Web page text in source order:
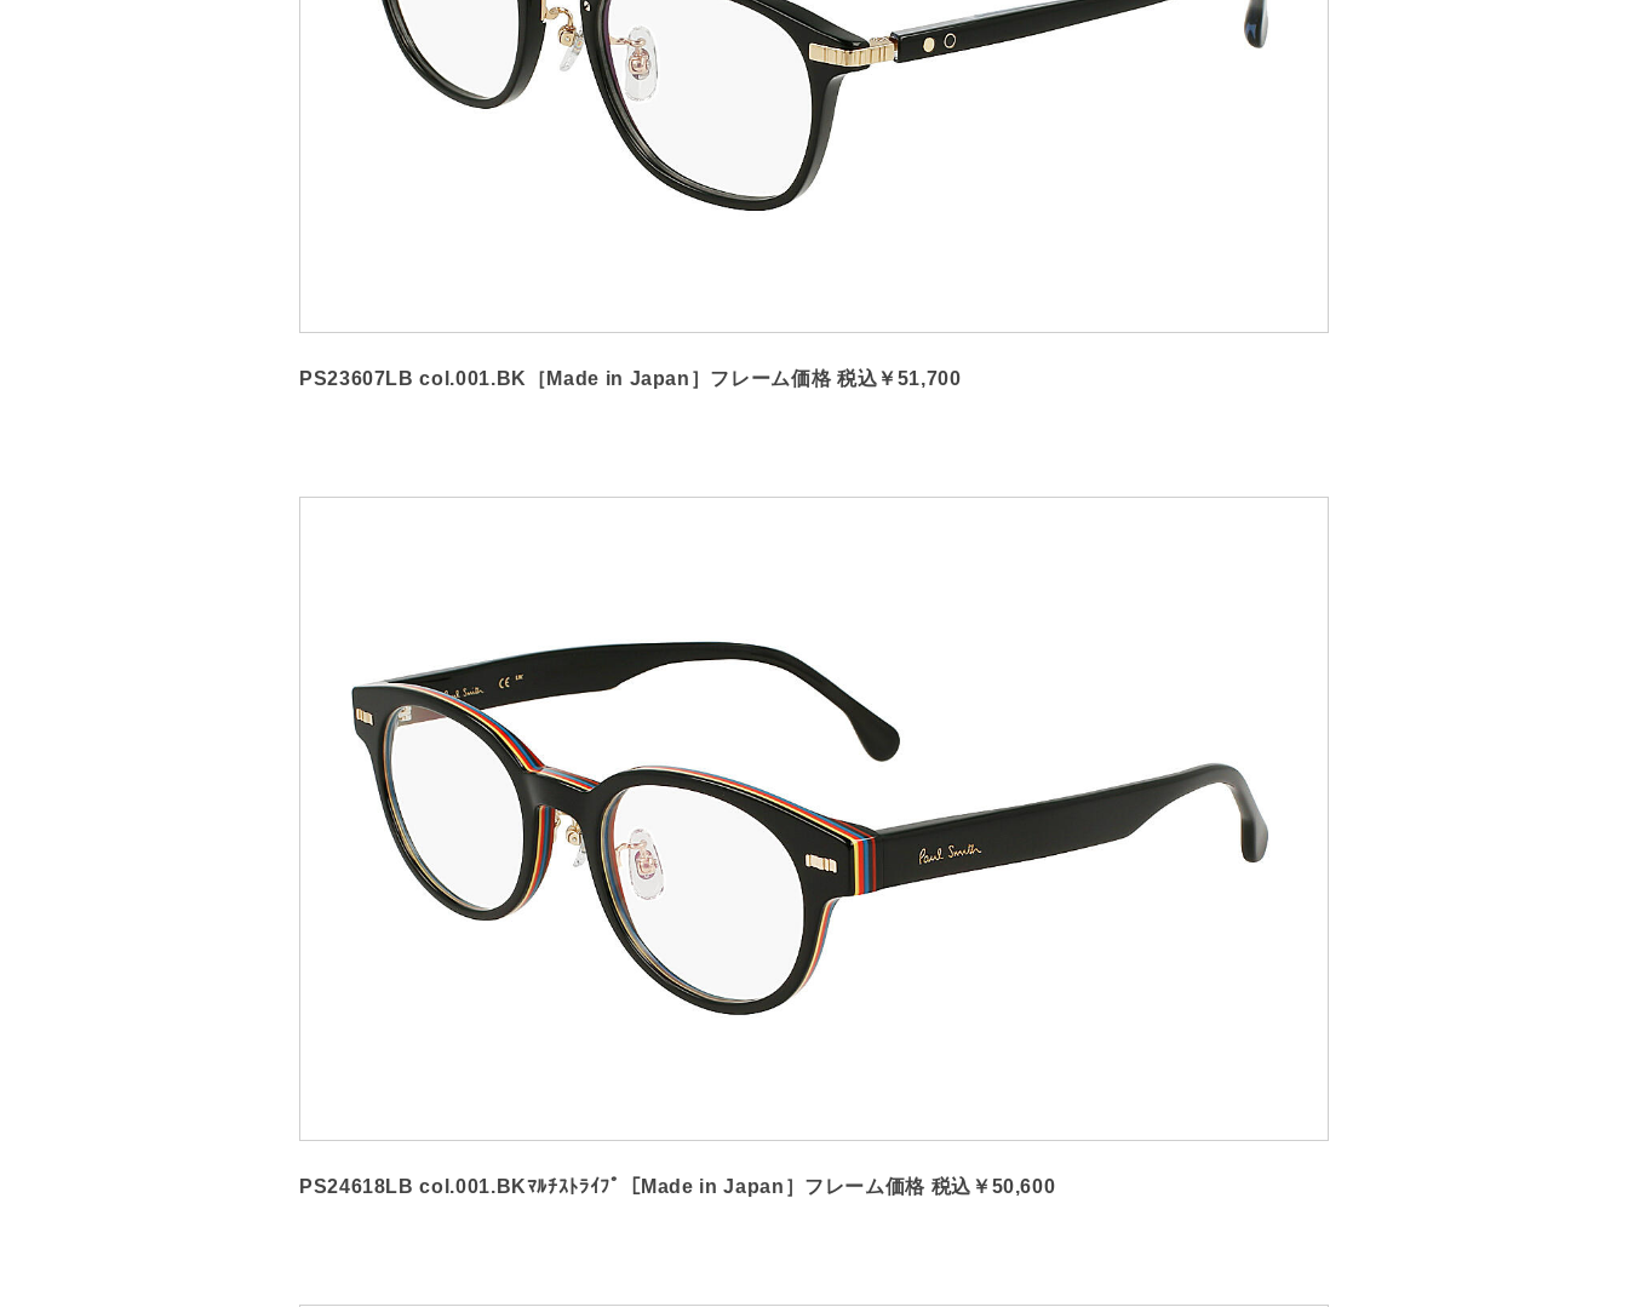
PS23607LB col.001.BK［Made in Japan］フレーム価格 税込￥51,700
PS24618LB col.001.BKﾏﾙﾁｽﾄﾗｲﾌﾟ［Made in Japan］フレーム価格 税込￥50,600